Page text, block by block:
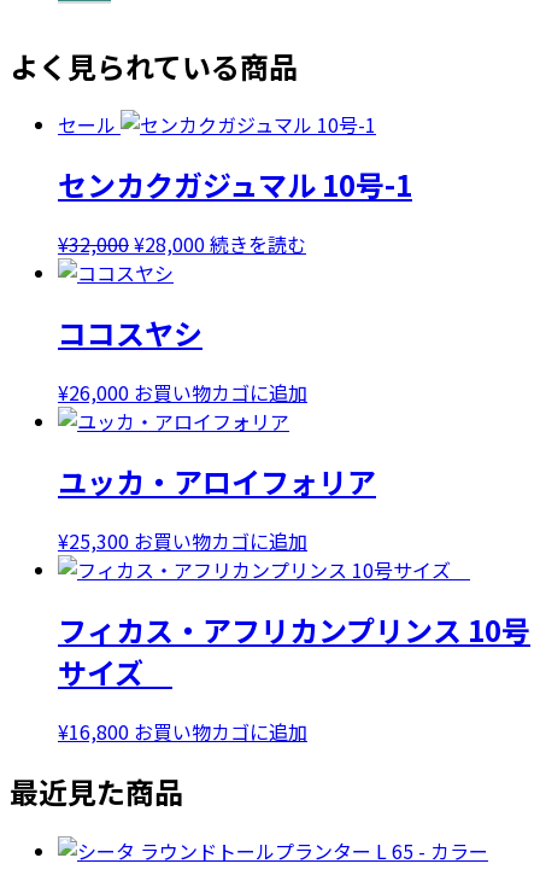
よく見られている商品
セール
センカクガジュマル 10号-1
¥32,000元
の
格
は
¥32,000
で
た。
¥28,000現
は
¥28,000
す。
続きを読む
ココスヤシ
¥26,000 お買い物カゴに追加
ユッカ・アロイフォリア
¥25,300 お買い物カゴに追加
フィカス・アフリカンプリンス 10号
サイズ
¥16,800 お買い物カゴに追加
最近見た商品